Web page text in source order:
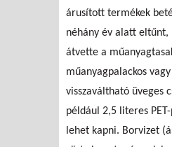
árusított termékek
néhány év alatt eltűnt,
átvette a
műanyagpalackos
visszaváltható üveges
például 2,5 literes
lehet kapni. Borvizet